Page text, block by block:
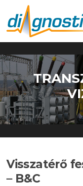
tartalomra
Visszatérő
– B&C